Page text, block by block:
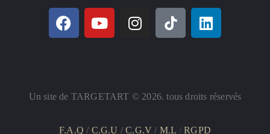
Un site de TARGETART © 2026. tous droits réservés
F.A.Q / C.G.U /C.G.V/ M.L /RGPD